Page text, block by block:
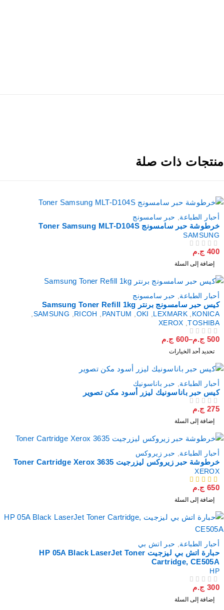
ذات صلة
أحبار الطباعة, حبر سامسونج
خرطوشة حبر سامسونج Toner Samsung MLT-D104S
SAMSUNG
400 ج.م
إضافة إلى السلة
أحبار الطباعة, حبر سامسونج
كيس حبر سامسونج برنتر Samsung Toner Refill 1kg
KONICA
,
LEXMARK
,
OKI
,
PANTUM
,
RICOH
,
SAMSUNG
,
TOSHIBA
,
XEROX
500 ج.م–
600 ج.م
تحديد أحد الخيارات
أحبار الطباعة, حبر باناسونيك
كيس حبر باناسونيك ليزر أسود مكن تصوير
275 ج.م
إضافة إلى السلة
أحبار الطباعة, حبر زيروكس
خرطوشة حبر زيروكس ليزرجيت Toner Cartridge Xerox 3635
XEROX
650 ج.م
إضافة إلى السلة
أحبار الطباعة, حبر اتش بي
حبارة اتش بي ليزجيت HP 05A Black LaserJet Toner
Cartridge, CE505A
HP
300 ج.م
إضافة إلى السلة